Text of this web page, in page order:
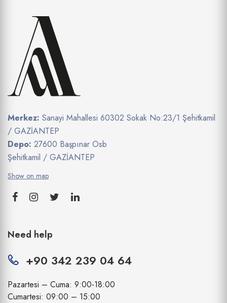
Merkez: Sanayi Mahallesi 60302 Sokak No:23/1 Şehitkamil
/ GAZİANTEP
Depo: 27600 Başpınar Osb
Şehitkamil / GAZİANTEP
Show on map
Need help
+90 342 239 04 64
Pazartesi – Cuma: 9:00-18:00
Cumartesi: 09:00 – 15:00